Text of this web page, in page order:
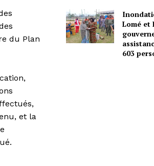
du Plan
et la
Lomé et
603